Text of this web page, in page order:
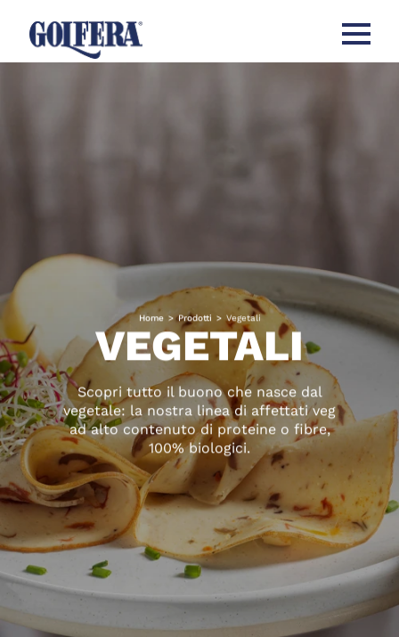
Apri
Home > Prodotti > Vegetali
VEGETALI
Scopri tutto il buono che nasce dal
vegetale: la nostra linea di affettati veg
ad alto contenuto di proteine o fibre,
100% biologici.